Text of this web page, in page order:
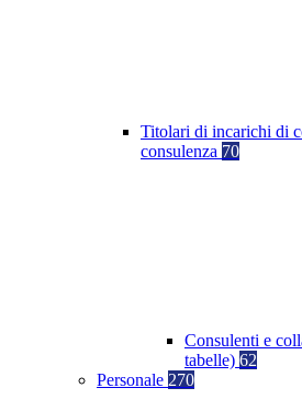
Titolari di incarichi di
consulenza 70
Consulenti e
tabelle) 62
Personale 270